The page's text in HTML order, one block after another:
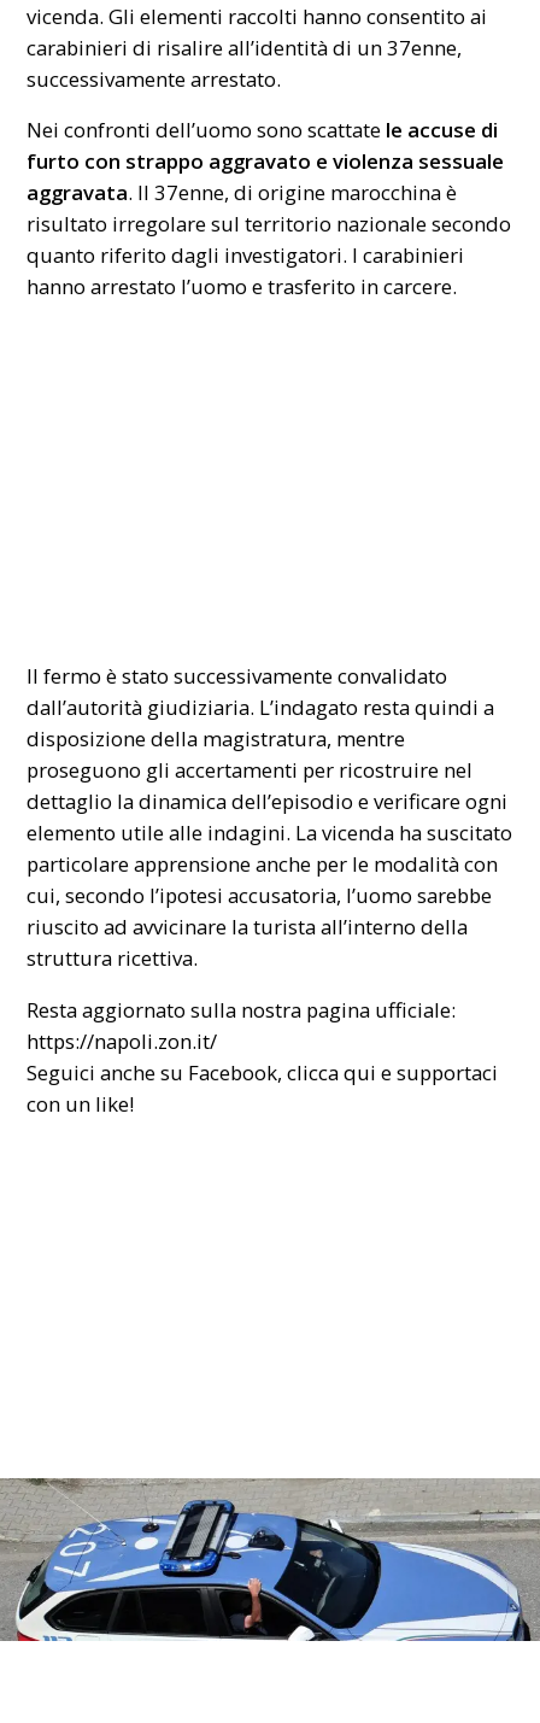
vicenda. Gli elementi raccolti hanno consentito ai
carabinieri di risalire all’identità di un 37enne,
successivamente arrestato.
Nei confronti dell’uomo sono scattate le accuse di
furto con strappo aggravato e violenza sessuale
aggravata. Il 37enne, di origine marocchina è
risultato irregolare sul territorio nazionale secondo
quanto riferito dagli investigatori. I carabinieri
hanno arrestato l’uomo e trasferito in carcere.
Il fermo è stato successivamente convalidato
dall’autorità giudiziaria. L’indagato resta quindi a
disposizione della magistratura, mentre
proseguono gli accertamenti per ricostruire nel
dettaglio la dinamica dell’episodio e verificare ogni
elemento utile alle indagini. La vicenda ha suscitato
particolare apprensione anche per le modalità con
cui, secondo l’ipotesi accusatoria, l’uomo sarebbe
riuscito ad avvicinare la turista all’interno della
struttura ricettiva.
Resta aggiornato sulla nostra pagina ufficiale:
https://napoli.zon.it/
Seguici anche su Facebook,clicca qui e supportaci
con un like!